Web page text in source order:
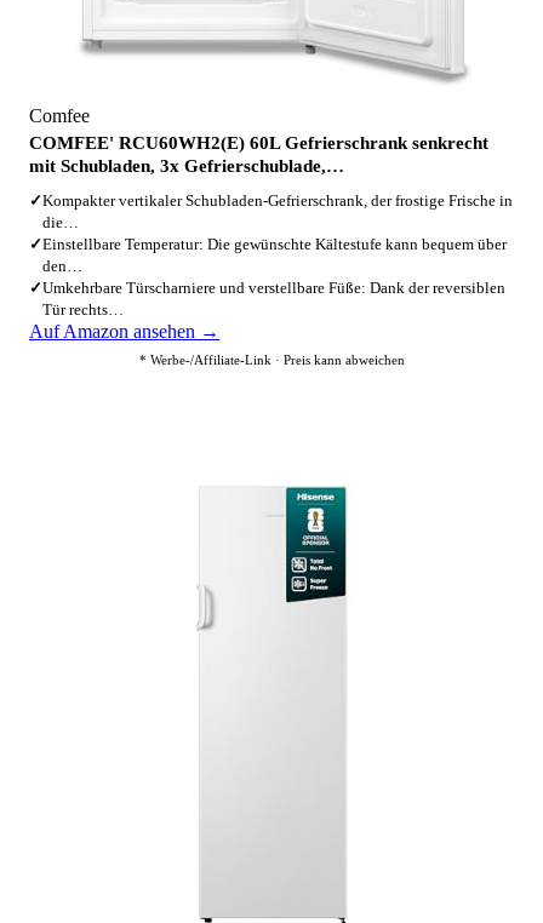
Comfee
COMFEE' RCU60WH2(E) 60L Gefrierschrank senkrecht
mit Schubladen, 3x Gefrierschublade,…
✓Kompakter vertikaler Schubladen-Gefrierschrank, der frostige Frische in
die…
✓Einstellbare Temperatur: Die gewünschte Kältestufe kann bequem über
den…
✓Umkehrbare Türscharniere und verstellbare Füße: Dank der reversiblen
Tür rechts…
Auf Amazon ansehen →
* Werbe-/Affiliate-Link · Preis kann abweichen